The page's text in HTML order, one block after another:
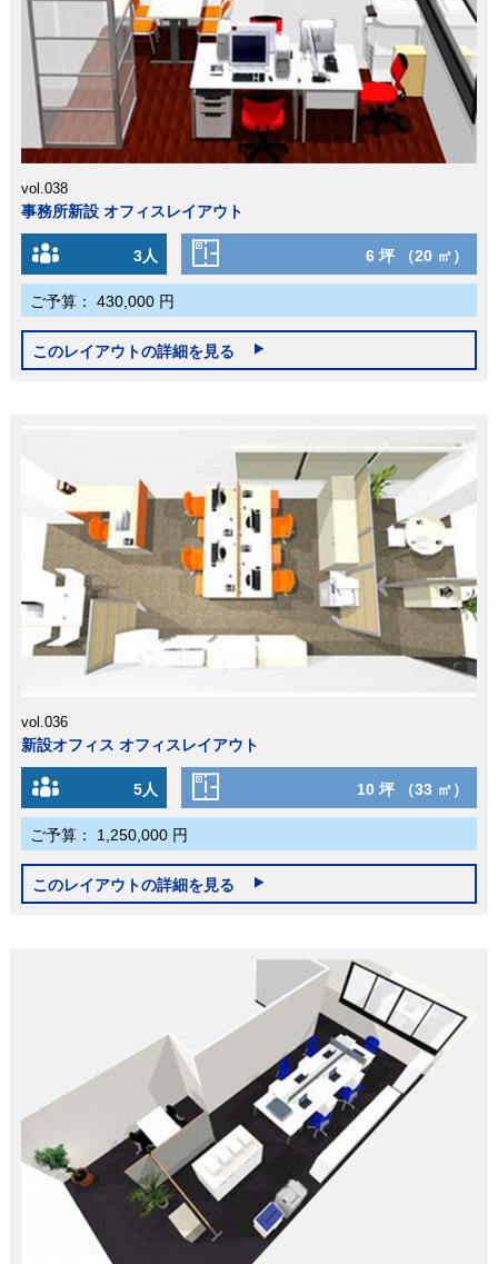
vol.038
事務所新設 オフィスレイアウト
3人 6 坪 （20 ㎡）
ご予算： 430,000 円
このレイアウトの詳細を見る
vol.036
新設オフィス オフィスレイアウト
5人 10 坪 （33 ㎡）
ご予算： 1,250,000 円
このレイアウトの詳細を見る